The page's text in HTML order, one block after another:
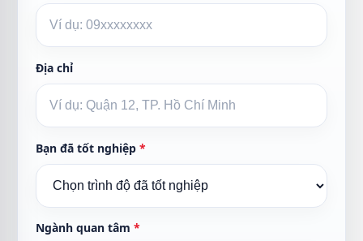
Địa chỉ
Bạn đã tốt nghiệp *
Ngành quan tâm *